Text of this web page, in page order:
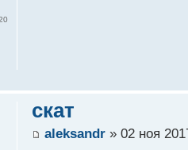
скат
aleksandr» 02 ноя